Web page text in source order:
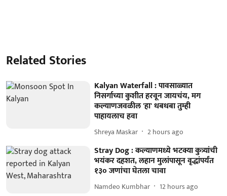
Related Stories
Kalyan Waterfall : पावसाळ्यात
निसर्गाच्या कुशीत हरवून जायचंय, मग
कल्याणजवळील 'हा' धबधबा तुम्ही
पाहायलाच हवा
Shreya Maskar 2 hours ago
Stray Dog : कल्याणमध्ये भटक्या कुत्र्यांची
भयंकर दहशत, लहान मुलांपासून वृद्धांपर्यंत
१३० जणांचा घेतला चावा
Namdeo Kumbhar 12 hours ago